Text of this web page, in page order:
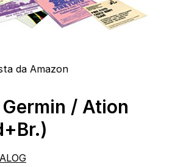
da Amazon
/ Ation